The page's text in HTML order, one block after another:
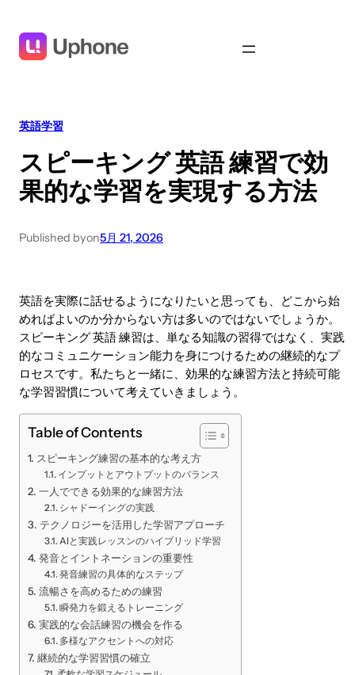
英語学習
スピーキング 英語 練習で効
果的な学習を実現する方法
Published byon5月 21, 2026
英語を実際に話せるようになりたいと思っても、どこから始
めればよいのか分からない方は多いのではないでしょうか。
スピーキング 英語 練習は、単なる知識の習得ではなく、実践
的なコミュニケーション能力を身につけるための継続的なプ
ロセスです。私たちと一緒に、効果的な練習方法と持続可能
な学習習慣について考えていきましょう。
Table of Contents
スピーキング練習の基本的な考え方
インプットとアウトプットのバランス
一人でできる効果的な練習方法
シャドーイングの実践
テクノロジーを活用した学習アプローチ
AIと実践レッスンのハイブリッド学習
発音とイントネーションの重要性
発音練習の具体的なステップ
流暢さを高めるための練習
瞬発力を鍛えるトレーニング
実践的な会話練習の機会を作る
多様なアクセントへの対応
継続的な学習習慣の確立